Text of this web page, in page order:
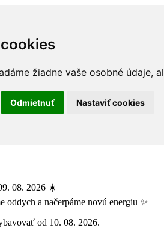
žiadne vaše osobné údaje,
Odmietnuť Nastaviť cookies
08. 2026 ☀️
a načerpáme novú energiu ✨
od 10. 08. 2026.